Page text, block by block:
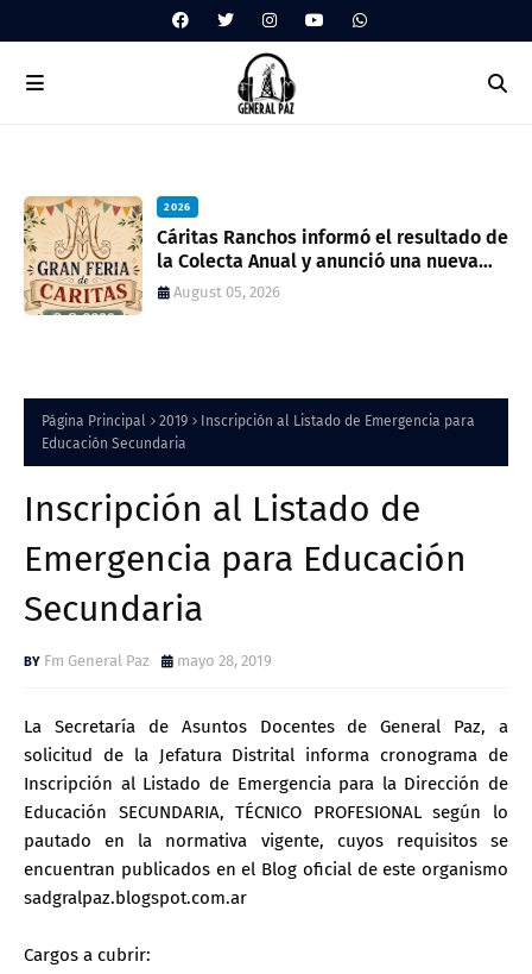
2026
Cáritas Ranchos informó el resultado de
la Colecta Anual y anunció una nueva
feria solidaria
August 05, 2026
Página Principal 2019
Inscripción al Listado de Emergencia para
Educación Secundaria
Inscripción al Listado de
Emergencia para Educación
Secundaria
Fm General Paz mayo 28, 2019
La Secretaría de Asuntos Docentes de General Paz, a
solicitud de la Jefatura Distrital informa cronograma de
Inscripción al Listado de Emergencia para la Dirección de
Educación SECUNDARIA, TÉCNICO PROFESIONAL según lo
pautado en la normativa vigente, cuyos requisitos se
encuentran publicados en el Blog oficial de este organismo
sadgralpaz.blogspot.com.ar
Cargos a cubrir: